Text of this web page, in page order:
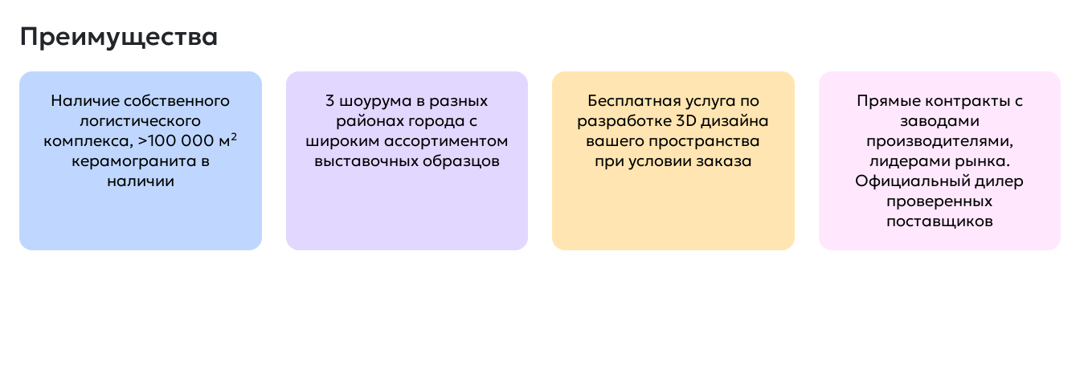
Преимущества
Наличие собственного
логистического
комплекса, >100 000 м²
керамогранита в
наличии
3 шоурума в разных
районах города с
широким ассортиментом
выставочных образцов
Бесплатная услуга по
разработке 3D дизайна
вашего пространства
при условии заказа
Прямые контракты с
заводами
производителями,
лидерами рынка.
Официальный дилер
проверенных
поставщиков